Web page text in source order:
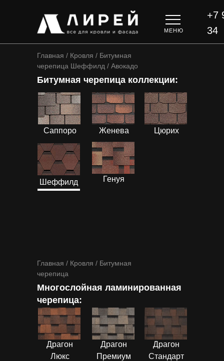
МЕНЮ
+7
34
Битумная черепица коллекции:
Главная / Кровля / Битумная
черепица Шеффилд / Авокадо
Саппоро Женева Цюрих
Шеффилд Генуя
ПОДРОБНЕЕ
ПОДРОБНЕЕ ПОДРОБНЕЕ
ПОДРОБНЕЕ
ПОДРОБНЕЕ
Многослойная ламинированная
черепица:
Главная / Кровля / Битумная
черепица
Драгон
Люкс
Драгон
Премиум
Драгон
Стандарт
ПОДРОБНЕЕ
ПОДРОБНЕЕ
ПОДРОБНЕЕ